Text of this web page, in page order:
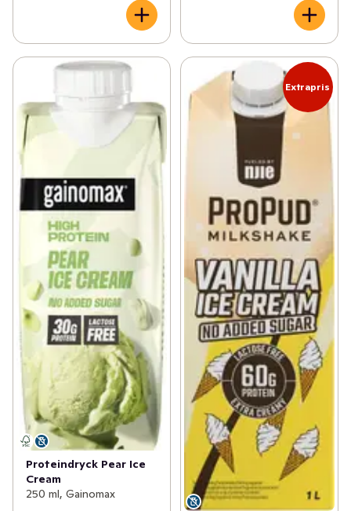
Proteindryck Pear Ice
Cream
250 ml, Gainomax
Extrapris